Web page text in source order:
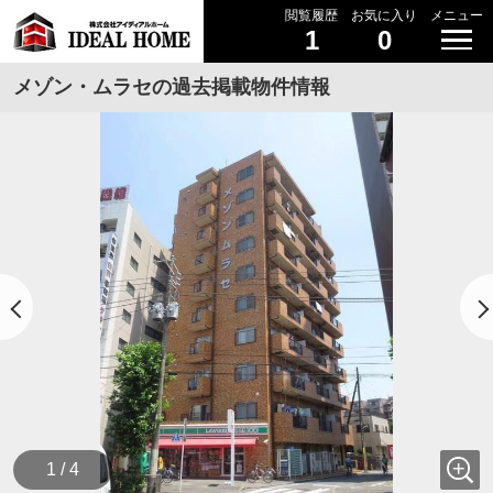
閲覧履歴
1
お気に入り
0
メニュー
メゾン・ムラセの過去掲載物件情報
1 / 4